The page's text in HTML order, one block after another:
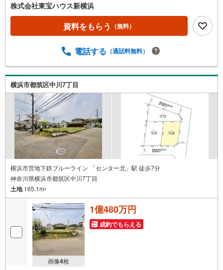
株式会社東宝ハウス新横浜
資料をもらう （無料）
電話する （通話料無料）
横浜市都筑区中川7丁目
横浜市営地下鉄ブルーライン 「センター北」駅 徒歩7分
神奈川県横浜市都筑区中川7丁目
土地165.1m2
画像4枚
1億480万円
成約でもらえる